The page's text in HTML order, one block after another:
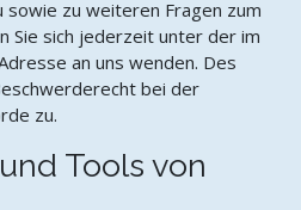
sowie zu weiteren Fragen zum
Sie sich jederzeit unter der im
an uns wenden. Des
bei der
zu.
Tools von